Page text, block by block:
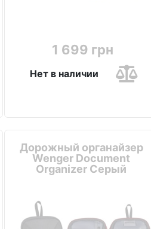
1 699 грн
Нет в наличии
Дорожный органайзер
Wenger Document
Organizer Серый